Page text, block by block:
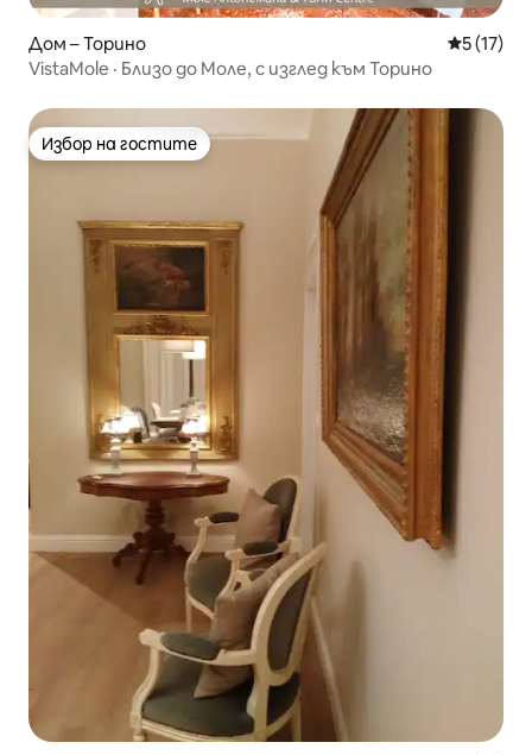
Дом – Торино Средна
5 (17)
VistaMole · Близо до Моле, с изглед към Торино
Избор на гостите
Избор на гостите